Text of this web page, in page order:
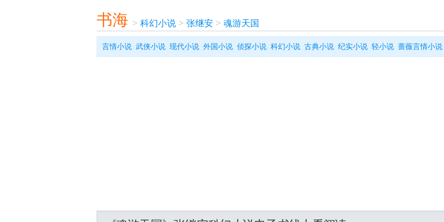
书海 > 科幻小说> 张继安 > 魂游天国
言情小说 武侠小说 现代小说 外国小说 侦探小说 科幻小说 古典小说 纪实小说 轻小说 蔷薇言情小说